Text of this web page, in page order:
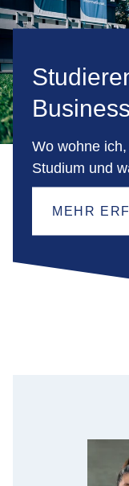
Wo wohne
Studium und
MEHR